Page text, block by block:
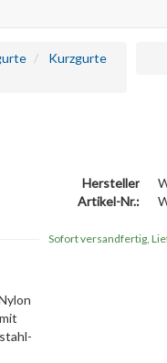
Kurzgurte
Hersteller
Artikel-Nr.:
Sofort versandfertig,